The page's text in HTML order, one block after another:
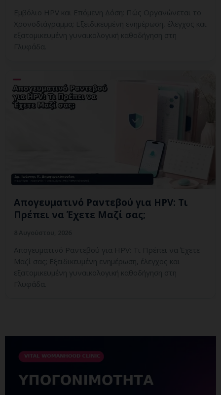
Εμβόλιο HPV και Επόμενη Δόση: Πώς Οργανώνεται το
Χρονοδιάγραμμα; Εξειδικευμένη ενημέρωση, έλεγχος και
εξατομικευμένη γυναικολογική καθοδήγηση στη
Γλυφάδα.
Απογευματινό Ραντεβού για HPV: Τι
Πρέπει να Έχετε Μαζί σας;
Απογευματινό Ραντεβού για HPV: Τι Πρέπει να Έχετε
Μαζί σας; Εξειδικευμένη ενημέρωση, έλεγχος και
εξατομικευμένη γυναικολογική καθοδήγηση στη
Γλυφάδα.